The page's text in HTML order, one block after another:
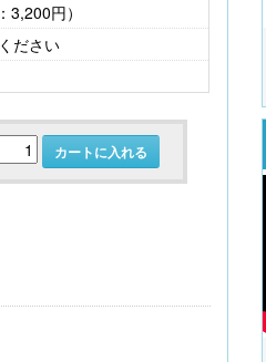
3,200円）
ださい
カートに入れる
保険労務士のための 労務・安全衛生コ
ンプライアンス・チェック